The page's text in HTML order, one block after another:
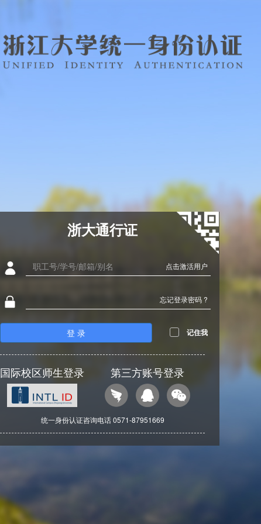
浙大通行证
点击激活用户
忘记登录密码 ?
登 录 记住我
国际校区师生登录 第三方账号登录
统一身份认证咨询电话 0571-87951669